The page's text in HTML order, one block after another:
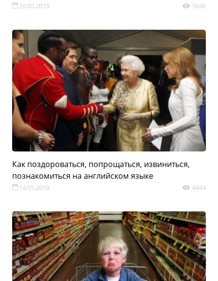
5640
20.05.2019
Как поздороваться, попрощаться, извиниться,
познакомиться на английском языке
4944
14.05.2019